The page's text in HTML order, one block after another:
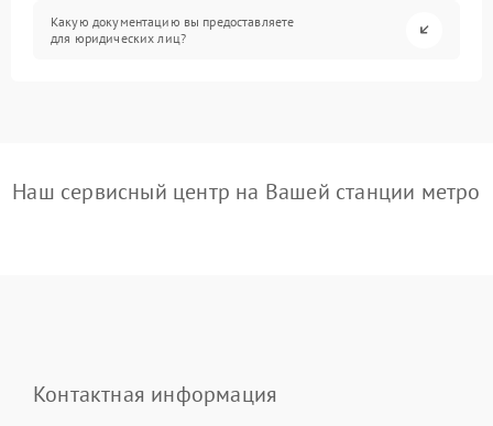
Какую документацию вы предоставляете
для юридических лиц?
Наш сервисный центр на Вашей станции метро
Контактная информация